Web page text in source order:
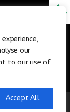
our
to our use of
Accept All
Reserved.